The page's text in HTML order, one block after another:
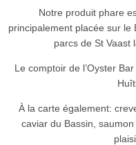
Notre produit phare
principalement placée sur le
parcs de St Vaast
Le comptoir de l’Oyster
À la carte également:
caviar du Bassin,